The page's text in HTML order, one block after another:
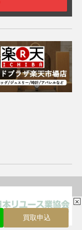
✕
買取申込